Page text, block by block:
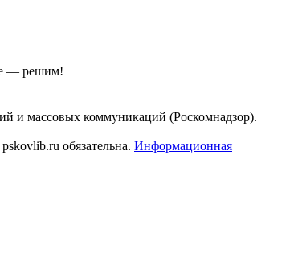
— решим!
и массовых коммуникаций (Роскомнадзор).
обязательна. Информационная